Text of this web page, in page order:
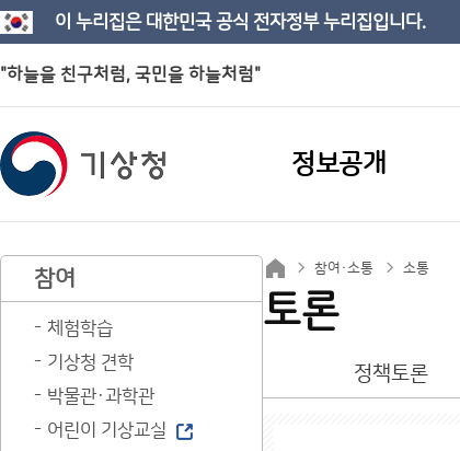
이 누리집은 대한민국 공식 전자정부 누리집입니다.
"하늘을 친구처럼, 국민을 하늘처럼"
정보공개
참여
체험학습
기상청 견학
박물관·과학관
어린이 기상교실
참여·소통 소통
토론
정책토론